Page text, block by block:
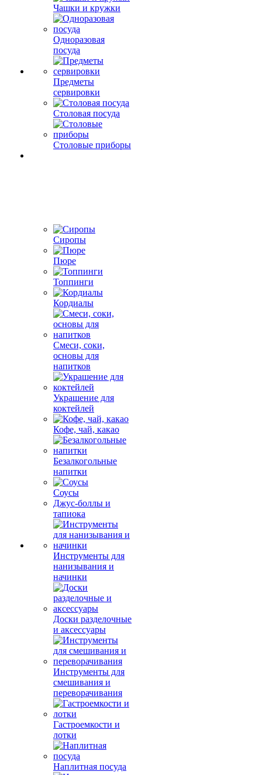
Чашки и кружки
Одноразовая
посуда
Предметы
сервировки
Столовая посуда
Столовые приборы
Сиропы
Пюре
Топпинги
Кордиалы
Смеси, соки,
основы для
напитков
Украшение для
коктейлей
Кофе, чай, какао
Безалкогольные
напитки
Соусы
Джус-боллы и
тапиока
Инструменты для
нанизывания и
начинки
Доски разделочные
и аксессуары
Инструменты для
смешивания и
переворачивания
Гастроемкости и
лотки
Наплитная посуда